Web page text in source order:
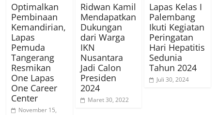
Optimalkan
Pembinaan
Kemandirian,
Lapas
Pemuda
Tangerang
Resmikan
One Lapas
One Career
Center
November 15,
Ridwan Kamil
Mendapatkan
Dukungan
dari Warga
IKN
Nusantara
Jadi Calon
Presiden
2024
Maret 30, 2022
Lapas Kelas I
Palembang
Ikuti Kegiatan
Peringatan
Hari Hepatitis
Sedunia
Tahun 2024
Juli 30, 2024